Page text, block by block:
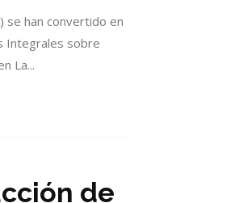
se han convertido en
Integrales sobre
La...
de